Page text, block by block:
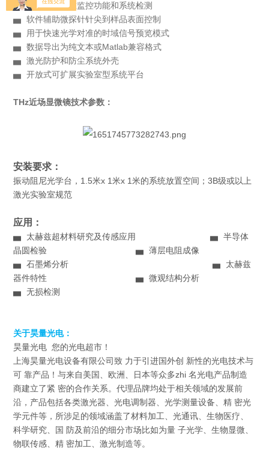
▅ 软件实现对准监控功能和系统检测
▅ 软件辅助微探针针尖到样品表面控制
▅ 用于快速光学对准的时域信号预览模式
▅ 数据导出为纯文本或Matlab兼容格式
▅ 激光防护和防尘系统外壳
▅ 开放式可扩展实验室型系统平台
THz近场显微镜技术参数：
安装要求：
振动阻尼光学台，1.5米x 1米x 1米的系统放置空间；3B级或以上
激光实验室规范
应用：
▅ 太赫兹超材料研究及传感应用 ▅ 半导体
晶圆检验 ▅ 薄层电阻成像
▅ 石墨烯分析 ▅ 太赫兹
器件特性 ▅ 微观结构分析
▅ 无损检测
关于昊量光电：
昊量光电 您的光电超市！
上海昊量光电设备有限公司致 力于引进国外创 新性的光电技术与
可 靠产品！与来自美国、欧洲、日本等众多zhi 名光电产品制造
商建立了紧 密的合作关系。代理品牌均处于相关领域的发展前
沿，产品包括各类激光器、光电调制器、光学测量设备、精 密光
学元件等，所涉足的领域涵盖了材料加工、光通讯、生物医疗、
科学研究、国 防及前沿的细分市场比如为量 子光学、生物显微、
物联传感、精 密加工、激光制造等。